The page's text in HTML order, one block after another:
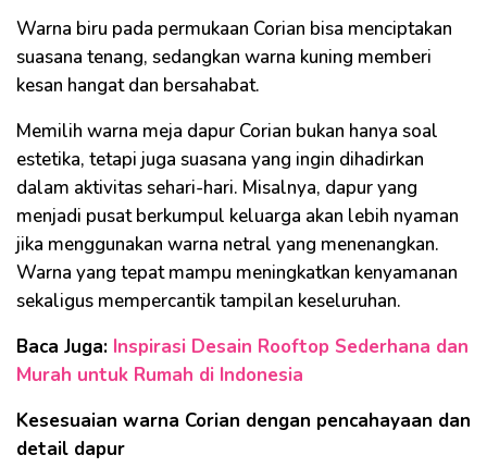
Warna biru pada permukaan Corian bisa menciptakan
suasana tenang, sedangkan warna kuning memberi
kesan hangat dan bersahabat.
Memilih warna meja dapur Corian bukan hanya soal
estetika, tetapi juga suasana yang ingin dihadirkan
dalam aktivitas sehari-hari. Misalnya, dapur yang
menjadi pusat berkumpul keluarga akan lebih nyaman
jika menggunakan warna netral yang menenangkan.
Warna yang tepat mampu meningkatkan kenyamanan
sekaligus mempercantik tampilan keseluruhan.
Baca Juga: Inspirasi Desain Rooftop Sederhana dan
Murah untuk Rumah di Indonesia
Kesesuaian warna Corian dengan pencahayaan dan
detail dapur